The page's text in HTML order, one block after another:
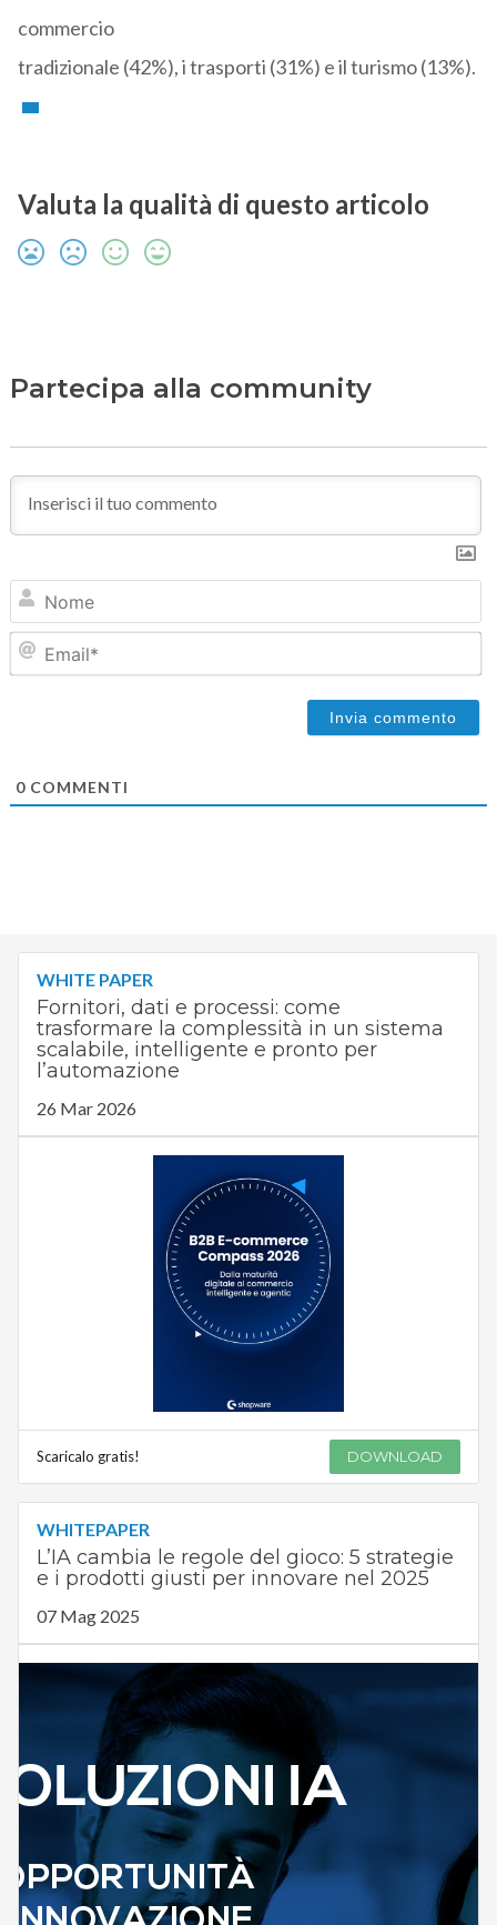
commercio
tradizionale (42%), i trasporti (31%) e il turismo (13%).
Valuta la qualità di questo articolo
Partecipa alla community
0COMMENTI
WHITE PAPER
Fornitori, dati e processi: come
trasformare la complessità in un sistema
scalabile, intelligente e pronto per
l’automazione
26 Mar 2026
Scaricalo gratis! DOWNLOAD
WHITEPAPER
L’IA cambia le regole del gioco: 5 strategie
e i prodotti giusti per innovare nel 2025
07 Mag 2025